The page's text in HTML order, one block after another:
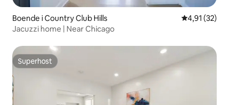
Boende i Country Club Hills 4,91 av 5 i
4,91 (32)
Jacuzzi home | Near Chicago
Superhost
Superhost